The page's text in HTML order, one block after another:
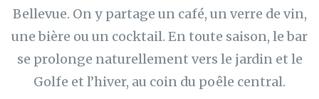
Bellevue. On y partage un café, un verre de vin,
une bière ou un cocktail. En toute saison, le bar
se prolonge naturellement vers le jardin et le
Golfe et l’hiver, au coin du poêle central.